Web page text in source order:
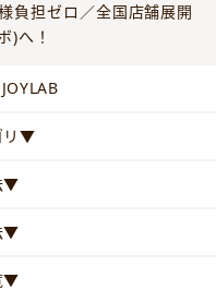
負担ゼロ／全国店舗展開
)へ！
リ▼
▼
▼
▼